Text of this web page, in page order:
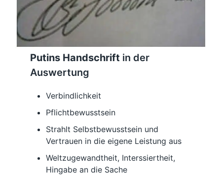
Putins Handschrift in der
Auswertung
Verbindlichkeit
Pflichtbewusstsein
Strahlt Selbstbewusstsein und
Vertrauen in die eigene Leistung aus
Weltzugewandtheit, Interssiertheit,
Hingabe an die Sache